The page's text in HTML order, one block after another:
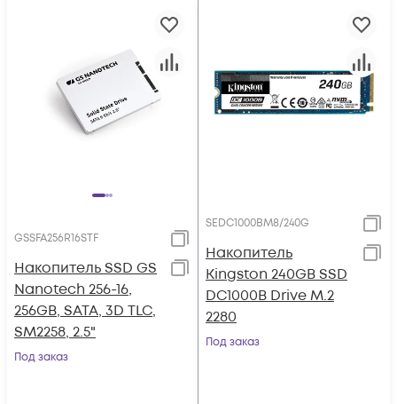
GSSFA256R16STF
Накопитель SSD GS
Nanotech 256-16,
256GB, SATA, 3D TLC,
SM2258, 2.5"
Под заказ
SEDC1000BM8/240G
Накопитель
Kingston 240GB SSD
DC1000B Drive M.2
2280
Под заказ